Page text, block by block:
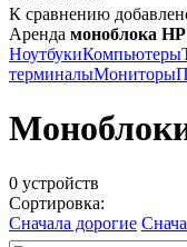
К сравнению
Аренда моноблока HP
НоутбукиКомпьютеры
терминалыМониторы
0 устройств
Сортировка:
Сначала дорогие